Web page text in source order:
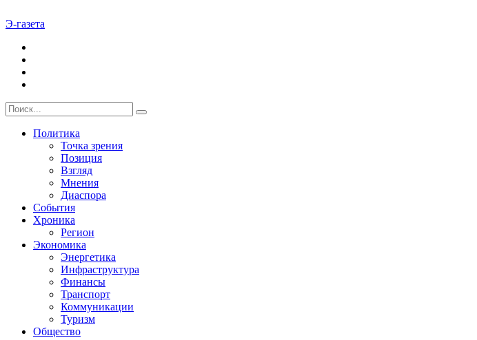
Э-газета
Политика
Точка зрения
Позиция
Взгляд
Мнения
Диаспора
События
Хроника
Регион
Экономика
Энергетика
Инфраструктура
Финансы
Транспорт
Коммуникации
Туризм
Общество